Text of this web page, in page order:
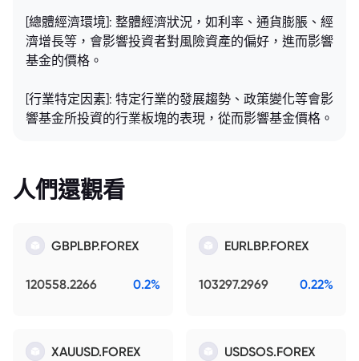
[總體經濟環境]: 整體經濟狀況，如利率、通貨膨脹、經
濟增長等，會影響投資者對風險資產的偏好，進而影響
基金的價格。
[行業特定因素]: 特定行業的發展趨勢、政策變化等會影
響基金所投資的行業板塊的表現，從而影響基金價格。
人們還觀看
GBPLBP.FOREX
120558.2266 0.2%
EURLBP.FOREX
103297.2969 0.22%
XAUUSD.FOREX USDSOS.FOREX